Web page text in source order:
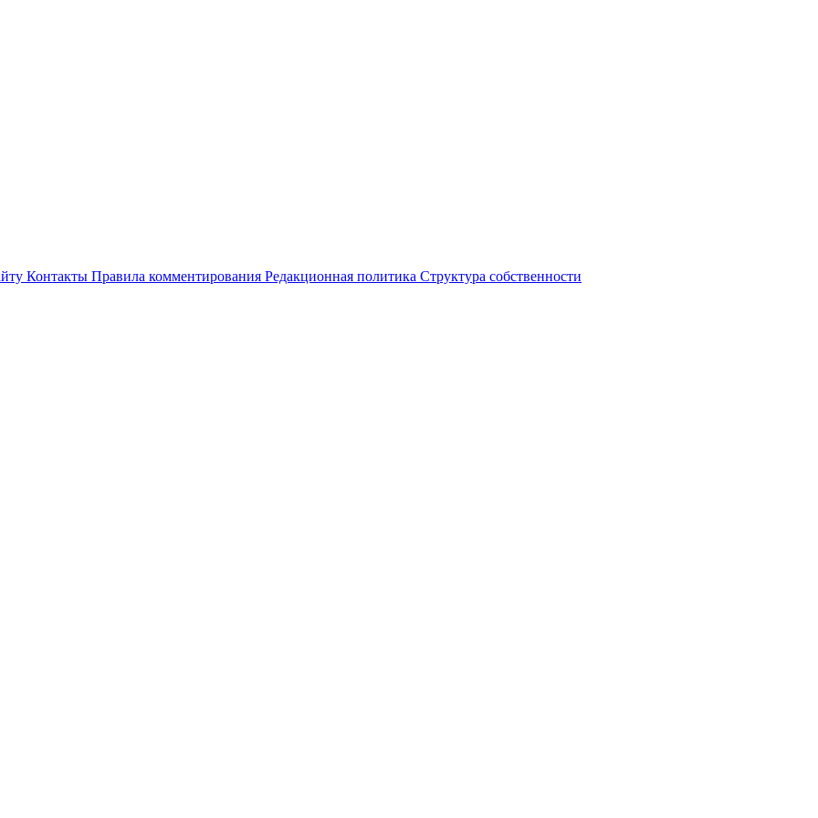
Контакты Правила комментирования Редакционная политика Структура собственности